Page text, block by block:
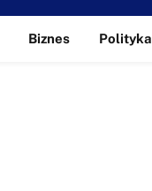
Biznes Polityka